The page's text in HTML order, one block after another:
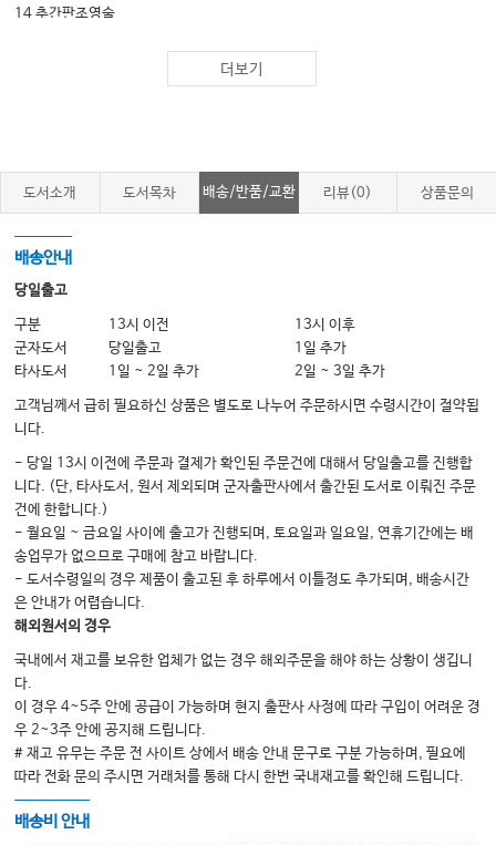
14 추간판조영술
Part 3. 척추통증의 고급 시술
17 경피적 척추성형술과 척추후굴풍선 복원술
19 내시경수술
Part 4. 초음파 유도 척추치료
20 초음파를 이용한 척추치료의 개론
22 흉추의 초음파 검사 및 초음파 유도하 주사 치료
23 요추의 초음파 검사 및 초음파 유도하 주사 치료
24 천추의 초음파 검사 및 초음파 유도하 주사 치료
Part 5. 증식치료
25 증식치료의 개론
26 경추부의 증식치료
27 요추부의 증식치료
Part 6. 충격파 치료
28 체외충격파 치료의 개론
29 척추 체외충격파 치료의 실제
더보기
도서소개 도서목차 배송/반품/교환 리뷰(0) 상품문의
배송안내
당일출고
구분 13시 이전
13시 이후
군자도서
당일출고
1일 추가
타사도서
1일 ~ 2일 추가 2일 ~ 3일 추가
고객님께서 급히 필요하신 상품은 별도로 나누어 주문하시면 수령시간이 절약됩
니다.
- 당일 13시 이전에 주문과 결제가 확인된 주문건에 대해서 당일출고를 진행합
니다. (단, 타사도서, 원서 제외되며 군자출판사에서 출간된 도서로 이뤄진 주문
건에 한합니다.)
- 월요일 ~ 금요일 사이에 출고가 진행되며, 토요일과 일요일, 연휴기간에는 배
송업무가 없으므로 구매에 참고 바랍니다.
- 도서수령일의 경우 제품이 출고된 후 하루에서 이틀정도 추가되며, 배송시간
은 안내가 어렵습니다.
해외원서의 경우
국내에서 재고를 보유한 업체가 없는 경우 해외주문을 해야 하는 상황이 생깁니
다.
이 경우 4~5주 안에 공급이 가능하며 현지 출판사 사정에 따라 구입이 어려운 경
우 2~3주 안에 공지해 드립니다.
# 재고 유무는 주문 전 사이트 상에서 배송 안내 문구로 구분 가능하며, 필요에
따라 전화 문의 주시면 거래처를 통해 다시 한번 국내재고를 확인해 드립니다.
배송비 안내